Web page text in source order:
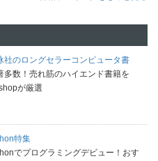
社のロングセラーコンピュータ書
多数！売れ筋のハイエンド書籍を
が厳選
特集
でプログラミングデビュー！おす